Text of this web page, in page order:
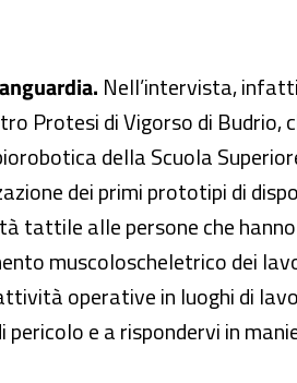
Nell’intervista,
Protesi di Vigorso di Budrio,
della Scuola
dei primi prototipi di
tattile alle persone che
muscoloscheletrico dei
operative in luoghi di
e a rispondervi in